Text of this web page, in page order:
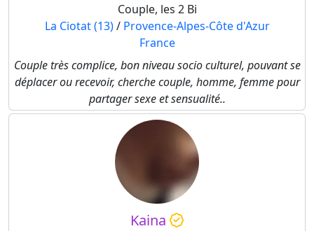
Couple, les 2 Bi
La Ciotat (13)/ Provence-Alpes-Côte d'Azur
France
Couple très complice, bon niveau socio culturel, pouvant se
déplacer ou recevoir, cherche couple, homme, femme pour
partager sexe et sensualité..
Kaina